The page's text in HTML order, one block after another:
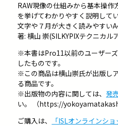
RAW現像の仕組みから基本操
を挙げてわかりやすく説明してい
文字や７月が大きく読みやすい
著: 横山 崇(SILKYPIXテクニカル
※本書はPro11以前のユーザー
したものです。
※この商品は横山崇氏が出版し
る商品です。
※出版物の内容に関しては、 発
い。 （https://
ご購入は、
「ISLオンラインショ